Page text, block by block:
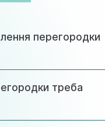
перегородки
а супутній стан,
може не знадобитись
треба